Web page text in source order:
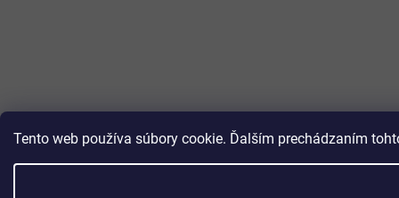
Tento web používa súbory cookie. Ďalším prechádzaním